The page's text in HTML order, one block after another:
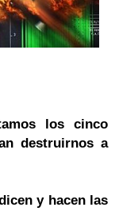
los cinco
destruirnos a
y hacen las